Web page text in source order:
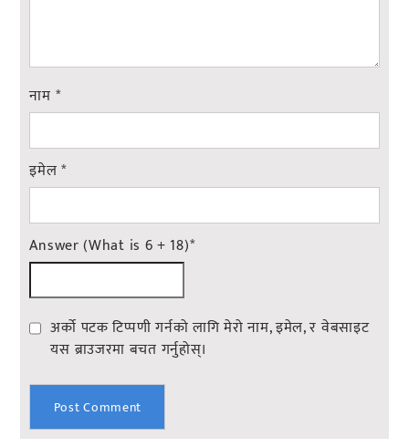
नाम *
इमेल*
Answer (What is 6 + 18)*
अर्को पटक टिप्पणी गर्नको लागि मेरो नाम, इमेल, र वेबसाइट
यस ब्राउजरमा बचत गर्नुहोस्।